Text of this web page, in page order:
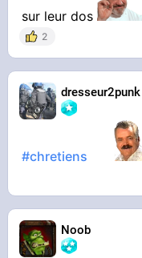
sur leur dos
2
dresseur2punk
#chretiens
Noob